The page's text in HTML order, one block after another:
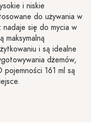
i niskie
do używania w
się do mycia w
maksymalną
i są idealne
dżemów,
161 ml są